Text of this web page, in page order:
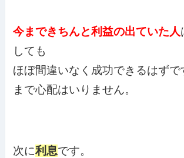
今まできちんと利益の出ていた人
しても
ほぼ間違いなく成功できるはずで
まで心配はいりません。
次に利息です。